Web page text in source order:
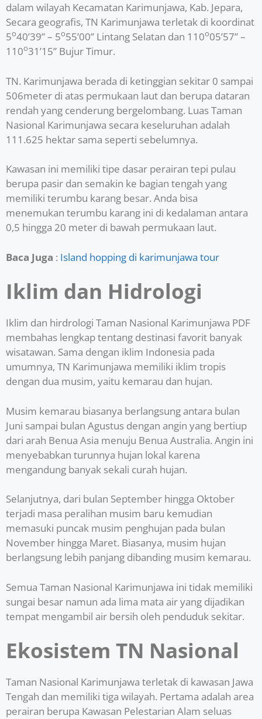
dalam wilayah Kecamatan Karimunjawa, Kab. Jepara,
Secara geografis, TN Karimunjawa terletak di koordinat
5o40’39” – 5o55’00’’ Lintang Selatan dan 110o05’57” –
110o31’15” Bujur Timur.
TN. Karimunjawa berada di ketinggian sekitar 0 sampai
506meter di atas permukaan laut dan berupa dataran
rendah yang cenderung bergelombang. Luas Taman
Nasional Karimunjawa secara keseluruhan adalah
111.625 hektar sama seperti sebelumnya.
Kawasan ini memiliki tipe dasar perairan tepi pulau
berupa pasir dan semakin ke bagian tengah yang
memiliki terumbu karang besar. Anda bisa
menemukan terumbu karang ini di kedalaman antara
0,5 hingga 20 meter di bawah permukaan laut.
Baca Juga : Island hopping di karimunjawa tour
Iklim dan Hidrologi
Iklim dan hirdrologi Taman Nasional Karimunjawa PDF
membahas lengkap tentang destinasi favorit banyak
wisatawan. Sama dengan iklim Indonesia pada
umumnya, TN Karimunjawa memiliki iklim tropis
dengan dua musim, yaitu kemarau dan hujan.
Musim kemarau biasanya berlangsung antara bulan
Juni sampai bulan Agustus dengan angin yang bertiup
dari arah Benua Asia menuju Benua Australia. Angin ini
menyebabkan turunnya hujan lokal karena
mengandung banyak sekali curah hujan.
Selanjutnya, dari bulan September hingga Oktober
terjadi masa peralihan musim baru kemudian
memasuki puncak musim penghujan pada bulan
November hingga Maret. Biasanya, musim hujan
berlangsung lebih panjang dibanding musim kemarau.
Semua Taman Nasional Karimunjawa ini tidak memiliki
sungai besar namun ada lima mata air yang dijadikan
tempat mengambil air bersih oleh penduduk sekitar.
Ekosistem TN Nasional
Taman Nasional Karimunjawa terletak di kawasan Jawa
Tengah dan memiliki tiga wilayah. Pertama adalah area
perairan berupa Kawasan Pelestarian Alam seluas